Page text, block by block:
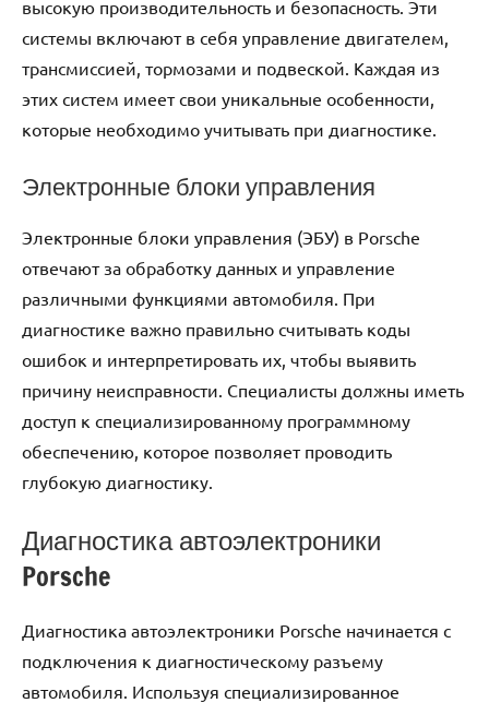
высокую производительность и безопасность. Эти
системы включают в себя управление двигателем,
трансмиссией, тормозами и подвеской. Каждая из
этих систем имеет свои уникальные особенности,
которые необходимо учитывать при диагностике.
Электронные блоки управления
Электронные блоки управления (ЭБУ) в Porsche
отвечают за обработку данных и управление
различными функциями автомобиля. При
диагностике важно правильно считывать коды
ошибок и интерпретировать их, чтобы выявить
причину неисправности. Специалисты должны иметь
доступ к специализированному программному
обеспечению, которое позволяет проводить
глубокую диагностику.
Диагностика автоэлектроники
Porsche
Диагностика автоэлектроники Porsche начинается с
подключения к диагностическому разъему
автомобиля. Используя специализированное